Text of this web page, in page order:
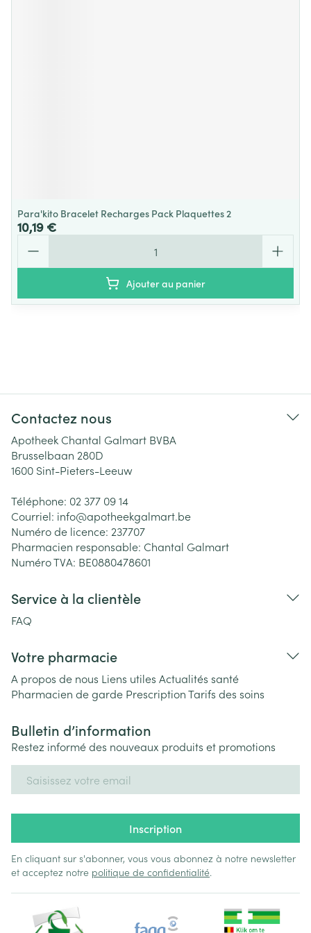
Para'kito Bracelet Recharges Pack Plaquettes 2
10,19 €
Ajouter au panier
Contactez nous
Apotheek Chantal Galmart BVBA
Brusselbaan 280D
1600 Sint-Pieters-Leeuw
Téléphone: 02 377 09 14
Courriel: info@apotheekgalmart.be
Numéro de licence: 237707
Pharmacien responsable: Chantal Galmart
Numéro TVA: BE0880478601
Service à la clientèle
FAQ
Votre pharmacie
A propos de nous Liens utiles Actualités santé
Pharmacien de garde PrescriptionTarifs des soins
Bulletin d’information
Restez informé des nouveaux produits et promotions
Inscription
En cliquant sur s'abonner, vous vous abonnez à notre newsletter
et acceptez notre politique de confidentialité.